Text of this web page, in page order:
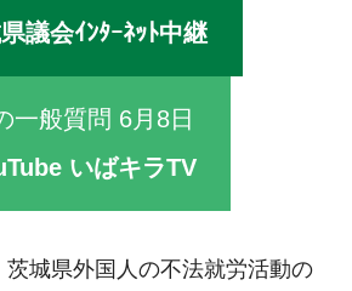
議会ｲﾝﾀｰﾈｯﾄ中継
一般質問 6月8日
いばキラTV
城県外国人の不法就労活動の